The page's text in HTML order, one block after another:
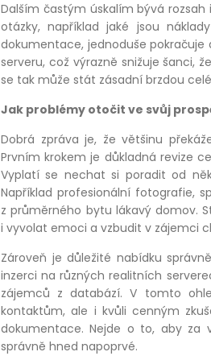
Dalším častým úskalím bývá
otázky, například jaké jsou
dokumentace, jednoduše
serveru, což výrazně snižuje šanci,
se tak může stát zásadní brzdou
Jak problémy otočit ve svůj
Dobrá zpráva je, že většinu
Prvním krokem je důkladná revize
Vyplatí se nechat si poradit od
Například profesionální fotografie,
z průměrného bytu lákavý domov.
i vyvolat emoci a vzbudit v zájemci
Zároveň je důležité nabídku
inzerci na různých realitních
zájemců z databází. V tomto
kontaktům, ale i kvůli cenným
dokumentace. Nejde o to, aby za
správně hned napoprvé.